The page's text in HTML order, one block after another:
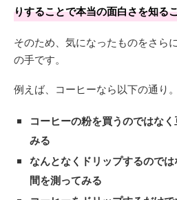
りすることで本当の面白さを知る
そのため、気になったものをさら
の手です。
例えば、コーヒーなら以下の通り。
コーヒーの粉を買うのではな
みる
なんとなくドリップするので
間を測ってみる